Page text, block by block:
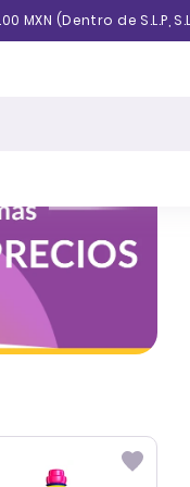
(Dentro de S.L.P,